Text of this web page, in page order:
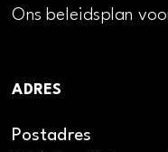
Ons beleidsplan
ADRES
Postadres